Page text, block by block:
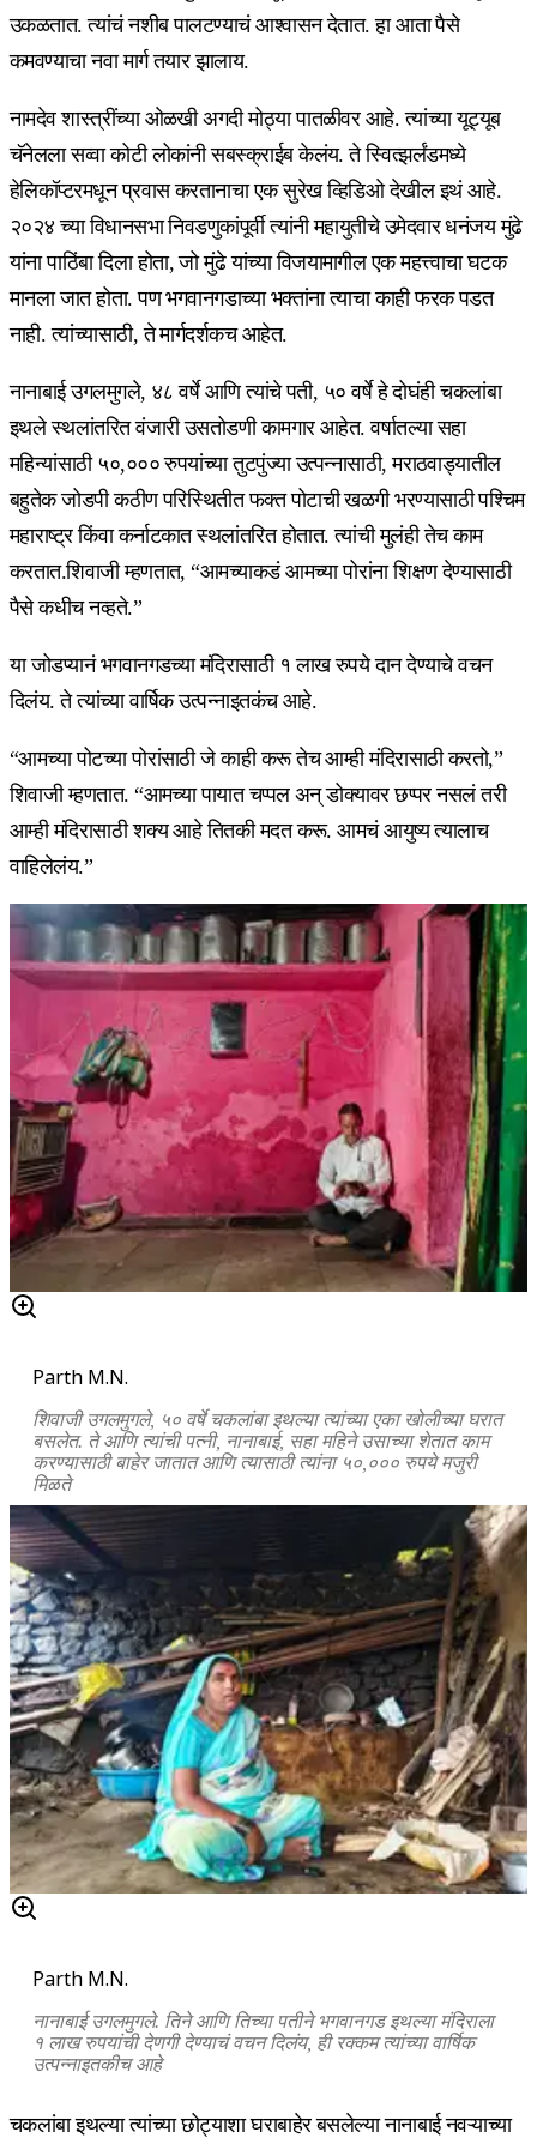
उकळतात. त्यांचं नशीब पालटण्याचं आश्वासन देतात. हा आता पैसे
कमवण्याचा नवा मार्ग तयार झालाय.
नामदेव शास्त्रींच्या ओळखी अगदी मोठ्या पातळीवर आहे. त्यांच्या यूट्यूब
चॅनेलला सव्वा कोटी लोकांनी सबस्क्राईब केलंय. ते स्वित्झर्लंडमध्ये
हेलिकॉप्टरमधून प्रवास करतानाचा एक सुरेख व्हिडिओ देखील इथं आहे.
२०२४ च्या विधानसभा निवडणुकांपूर्वी त्यांनी महायुतीचे उमेदवार धनंजय मुंढे
यांना पाठिंबा दिला होता, जो मुंढे यांच्या विजयामागील एक महत्त्वाचा घटक
मानला जात होता. पण भगवानगडाच्या भक्तांना त्याचा काही फरक पडत
नाही. त्यांच्यासाठी, ते मार्गदर्शकच आहेत.
नानाबाई उगलमुगले, ४८ वर्षे आणि त्यांचे पती, ५० वर्षे हे दोघंही चकलांबा
इथले स्थलांतरित वंजारी उसतोडणी कामगार आहेत. वर्षातल्या सहा
महिन्यांसाठी ५०,००० रुपयांच्या तुटपुंज्या उत्पन्नासाठी, मराठवाड्यातील
बहुतेक जोडपी कठीण परिस्थितीत फक्त पोटाची खळगी भरण्यासाठी पश्चिम
महाराष्ट्र किंवा कर्नाटकात स्थलांतरित होतात. त्यांची मुलंही तेच काम
करतात.शिवाजी म्हणतात, “आमच्याकडं आमच्या पोरांना शिक्षण देण्यासाठी
पैसे कधीच नव्हते.”
या जोडप्यानं भगवानगडच्या मंदिरासाठी १ लाख रुपये दान देण्याचे वचन
दिलंय. ते त्यांच्या वार्षिक उत्पन्नाइतकंच आहे.
“आमच्या पोटच्या पोरांसाठी जे काही करू तेच आम्ही मंदिरासाठी करतो,”
शिवाजी म्हणतात. “आमच्या पायात चप्पल अन् डोक्यावर छप्पर नसलं तरी
आम्ही मंदिरासाठी शक्य आहे तितकी मदत करू. आमचं आयुष्य त्यालाच
वाहिलेलंय.”
Parth M.N.
शिवाजी उगलमुगले, ५० वर्षे चकलांबा इथल्या त्यांच्या एका खोलीच्या घरात
बसलेत. ते आणि त्यांची पत्नी, नानाबाई, सहा महिने उसाच्या शेतात काम
करण्यासाठी बाहेर जातात आणि त्यासाठी त्यांना ५०,००० रुपये मजुरी
मिळते
Parth M.N.
नानाबाई उगलमुगले. तिने आणि तिच्या पतीने भगवानगड इथल्या मंदिराला
१ लाख रुपयांची देणगी देण्याचं वचन दिलंय, ही रक्कम त्यांच्या वार्षिक
उत्पन्नाइतकीच आहे
चकलांबा इथल्या त्यांच्या छोट्याशा घराबाहेर बसलेल्या नानाबाई नवऱ्याच्या